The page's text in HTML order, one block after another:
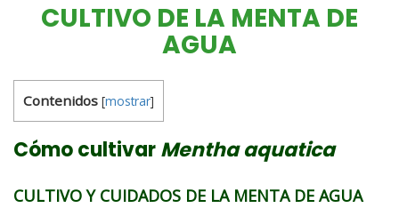
CULTIVO DE LA MENTA DE
AGUA
Contenidos [mostrar]
Cómo cultivarMentha aquatica
CULTIVO Y CUIDADOS DE LA MENTA DE AGUA